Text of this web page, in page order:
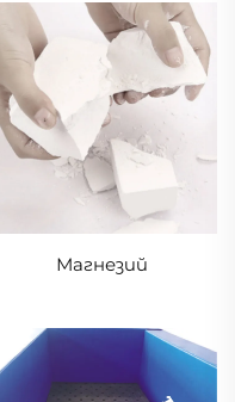
обзавеждане КУТИЯ ЗА
МАГНИЕВ ПРАХ за бял
гимнастичен халък,
тегло подиграване,
фитнес аксесоар
Модел
Магнезий